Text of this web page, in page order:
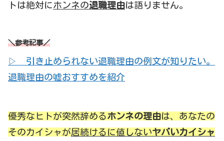
トは絶対にホンネの退職理由は語りません。
＼参考記事／
▷ 引き止められない退職理由の例文が知りたい。
退職理由の嘘おすすめを紹介
優秀なヒトが突然辞めるホンネの理由は、あなたの
そのカイシャが居続けるに値しないヤバいカイシャ